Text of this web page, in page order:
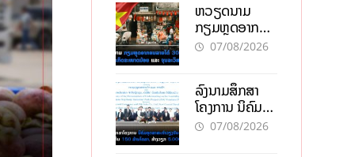
ຫວຽດນາມ
ກຽມຫຼຸດອາກອນ
ລາຍໄດ້ 30%
ແລະ ຈຸນລະ
ວິສາຫະກິດ
07/08/2026
ລົງນາມສຶກສາ
ໂຄງການ ນິຄົມ
ອຸດສາຫະກຳ
07/08/2026